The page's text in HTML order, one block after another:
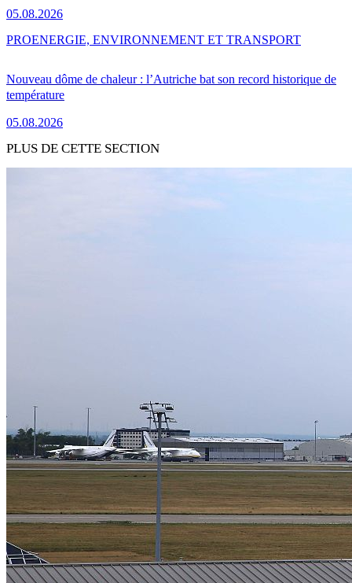
05.08.2026
Nouveau dôme de chaleur : l’Autriche bat son record historique de
température
05.08.2026
PROENERGIE, ENVIRONNEMENT ET TRANSPORT
PLUS DE CETTE SECTION